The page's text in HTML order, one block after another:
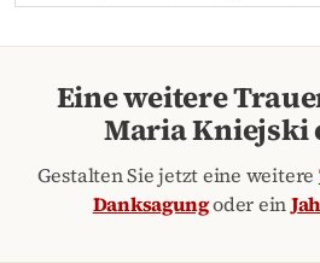
Eine weitere
Maria Kniejski
Gestalten Sie jetzt eine weitere
Danksagungoder ein